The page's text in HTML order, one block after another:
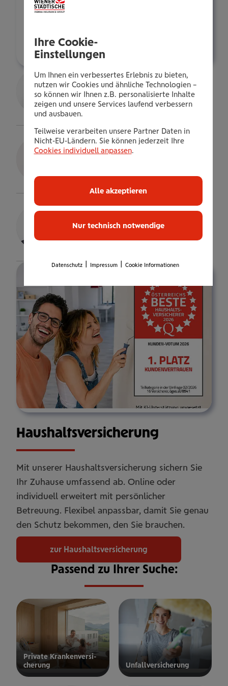
E-Mail:
Über mich
Roxana Goldnagl
Gepr.VersBer.in
Details
Ing. Peter Nekola
Franz Strakonitzky
Sub Direktor
Haus­halts­ver­si­che­rung
Mit unserer Haushaltsversicherung sichern Sie
Ihr Zuhause umfassend ab. Online oder
individuell erweitert mit persönlicher
Betreuung. Flexibel anpassbar, damit Sie genau
den Schutz bekommen, den Sie brauchen.
zur Haushaltsversicherung
Passend zu Ihrer Suche:
Private Kran­ken­­­ver­si­
che­rung
privaten
Unfall­ver­si­che­rung
Ihre Cookie-
Einstellungen
Um Ihnen ein verbessertes Erlebnis zu bieten,
nutzen wir Cookies und ähnliche Technologien –
so können wir Ihnen z.B. personalisierte Inhalte
zeigen und unsere Services laufend verbessern
und ausbauen.
Teilweise verarbeiten unsere Partner Daten in
Nicht-EU-Ländern. Sie können jederzeit Ihre
Cookies individuell anpassen.
Nur technisch notwendige
Alle akzeptieren
Datenschutz Impressum Cookie Informationen